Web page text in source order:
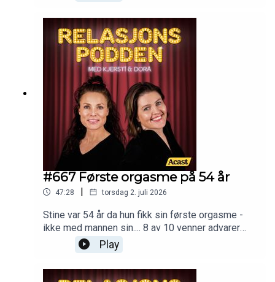
#667 Første orgasme på 54 år
47:28 | torsdag 2. juli 2026
Stine var 54 år da hun fikk sin første orgasme -
ikke med mannen sin.... 8 av 10 venner advarer
"Stine" mot den nye kjæresten. Og detaljer fra
Doras islandske familiefeire.
Play